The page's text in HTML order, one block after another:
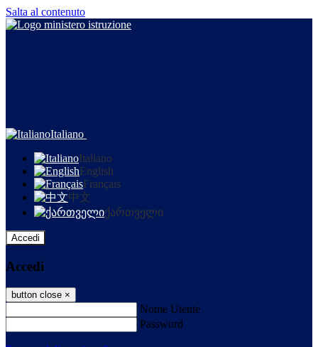
Salta al contenuto
Italiano
Italiano
English
Français
中文
ქართველი
Accedi
Accedi
button close ×
Nome Utente
Password